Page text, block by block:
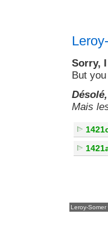
Sorry,
But
Mais
Leroy-Somer